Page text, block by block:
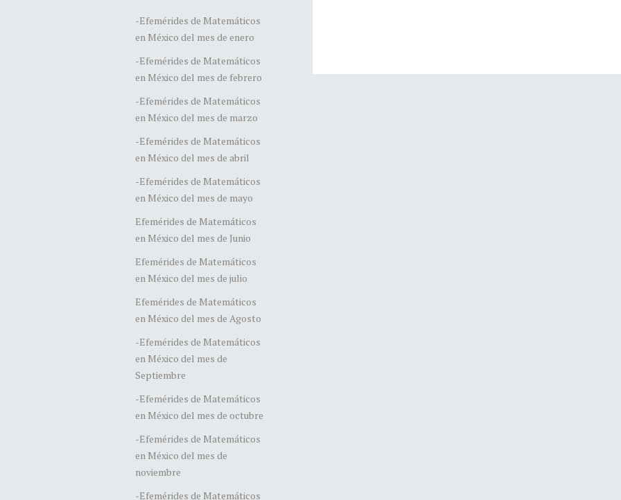
-Efemérides de Matemáticos
en México del mes de enero
-Efemérides de Matemáticos
en México del mes de febrero
-Efemérides de Matemáticos
en México del mes de marzo
-Efemérides de Matemáticos
en México del mes de abril
-Efemérides de Matemáticos
en México del mes de mayo
Efemérides de Matemáticos
en México del mes de Junio
Efemérides de Matemáticos
en México del mes de julio
Efemérides de Matemáticos
en México del mes de Agosto
-Efemérides de Matemáticos
en México del mes de
Septiembre
-Efemérides de Matemáticos
en México del mes de octubre
-Efemérides de Matemáticos
en México del mes de
noviembre
-Efemérides de Matemáticos